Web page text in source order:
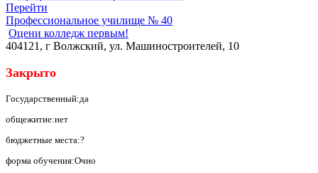
Перейти
Профессиональное училище № 40
Оцени колледж первым!
404121, г Волжский, ул. Машиностроителей, 10
Закрыто
Государственный:да
общежитие:нет
бюджетные места:?
форма обучения:Очно